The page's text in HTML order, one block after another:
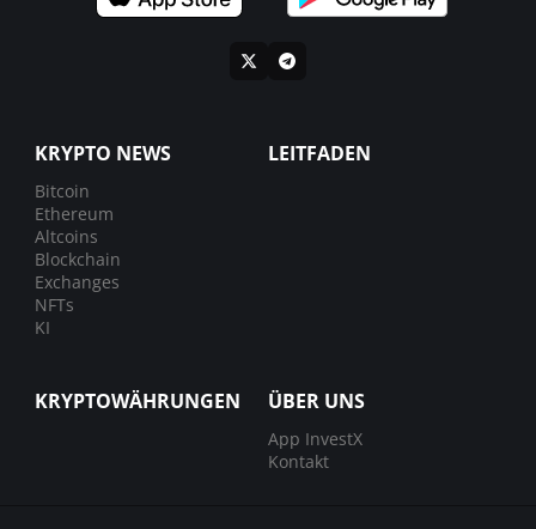
KRYPTO NEWS
Bitcoin
Ethereum
Altcoins
Blockchain
Exchanges
NFTs
KI
LEITFADEN
KRYPTOWÄHRUNGEN ÜBER UNS
App InvestX
Kontakt